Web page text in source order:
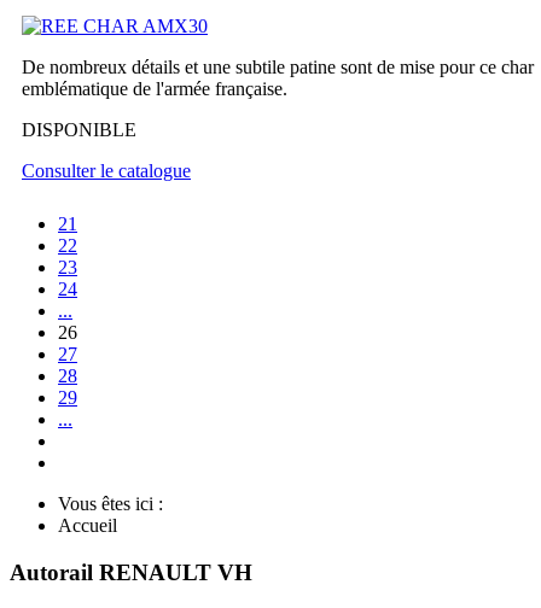
De nombreux détails et une subtile patine sont de mise pour ce char
emblématique de l'armée française.
DISPONIBLE
Consulter le catalogue
21
22
23
24
...
26
27
28
29
...
Vous êtes ici :
Accueil
Autorail RENAULT VH